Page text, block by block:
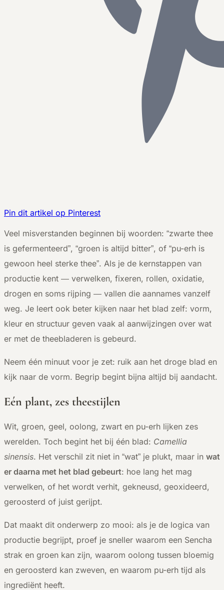
Pin dit artikel op Pinterest
Veel misverstanden beginnen bij woorden: “zwarte thee
is gefermenteerd”, “groen is altijd bitter”, of “pu-erh is
gewoon heel sterke thee”. Als je de kernstappen van
productie kent — verwelken, fixeren, rollen, oxidatie,
drogen en soms rijping — vallen die aannames vanzelf
weg. Je leert ook beter kijken naar het blad zelf: vorm,
kleur en structuur geven vaak al aanwijzingen over wat
er met de theebladeren is gebeurd.
Neem één minuut voor je zet: ruik aan het droge blad en
kijk naar de vorm. Begrip begint bijna altijd bij aandacht.
Eén plant, zes theestijlen
Wit, groen, geel, oolong, zwart en pu-erh lijken zes
werelden. Toch begint het bij één blad: Camellia
sinensis. Het verschil zit niet in “wat” je plukt, maar in wat
er daarna met het blad gebeurt: hoe lang het mag
verwelken, of het wordt verhit, gekneusd, geoxideerd,
geroosterd of juist gerijpt.
Dat maakt dit onderwerp zo mooi: als je de logica van
productie begrijpt, proef je sneller waarom een Sencha
strak en groen kan zijn, waarom oolong tussen bloemig
en geroosterd kan zweven, en waarom pu-erh tijd als
ingrediënt heeft.